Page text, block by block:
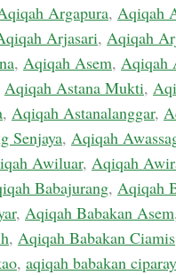
Argapura, Aqiqah
Arjasari, Aqiqah
, Aqiqah Asem, Aqiqah
Aqiqah Astana Mukti,
, Aqiqah Astanalanggar,
Senjaya, Aqiqah
Awiluar, Aqiqah
Babajurang, Aqiqah
, Aqiqah Babakan Asem
, Aqiqah Babakan Ciamis
, aqiqah babakan ciparay